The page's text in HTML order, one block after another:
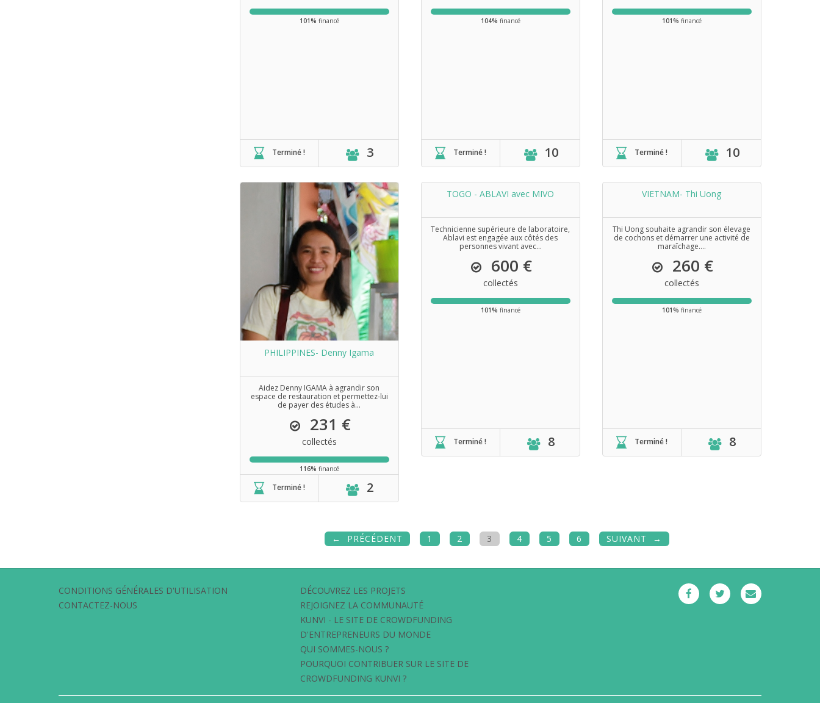
101% financé
Terminé ! 3
104% financé
Terminé ! 10
101% financé
Terminé ! 10
PHILIPPINES- Denny Igama
Aidez Denny IGAMA à agrandir son
espace de restauration et permettez-lui
de payer des études à...
231 €
collectés
116% financé
Terminé ! 2
TOGO - ABLAVI avec MIVO
Technicienne supérieure de laboratoire,
Ablavi est engagée aux côtés des
personnes vivant avec...
600 €
collectés
101% financé
Terminé ! 8
VIETNAM- Thi Uong
Thi Uong souhaite agrandir son élevage
de cochons et démarrer une activité de
maraîchage....
260 €
collectés
101% financé
Terminé ! 8
PRÉCÉDENT 1 2 3 4 5 6 SUIVANT
CONDITIONS GÉNÉRALES D'UTILISATION
CONTACTEZ-NOUS
DÉCOUVREZ LES PROJETS
REJOIGNEZ LA COMMUNAUTÉ
KUNVI - LE SITE DE CROWDFUNDING
D'ENTREPRENEURS DU MONDE
QUI SOMMES-NOUS ?
POURQUOI CONTRIBUER SUR LE SITE DE
CROWDFUNDING KUNVI ?